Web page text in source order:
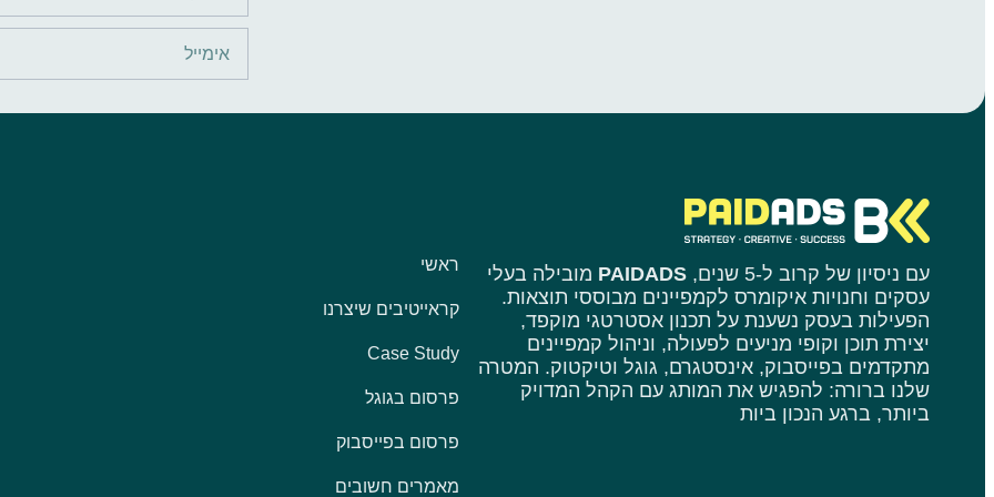
עם ניסיון של קרוב ל-5 שנים, PAIDADS מובילה בעלי
עסקים וחנויות איקומרס לקמפיינים מבוססי תוצאות.
הפעילות בעסק נשענת על תכנון אסטרטגי מוקפד,
יצירת תוכן וקופי מניעים לפעולה, וניהול קמפיינים
מתקדמים בפייסבוק, אינסטגרם, גוגל וטיקטוק. המטרה
שלנו ברורה: להפגיש את המותג עם הקהל המדויק
ביותר, ברגע הנכון ביות
ראשי
קראייטיבים שיצרנו
Case Study
פרסום בגוגל
פרסום בפייסבוק
מאמרים חשובים